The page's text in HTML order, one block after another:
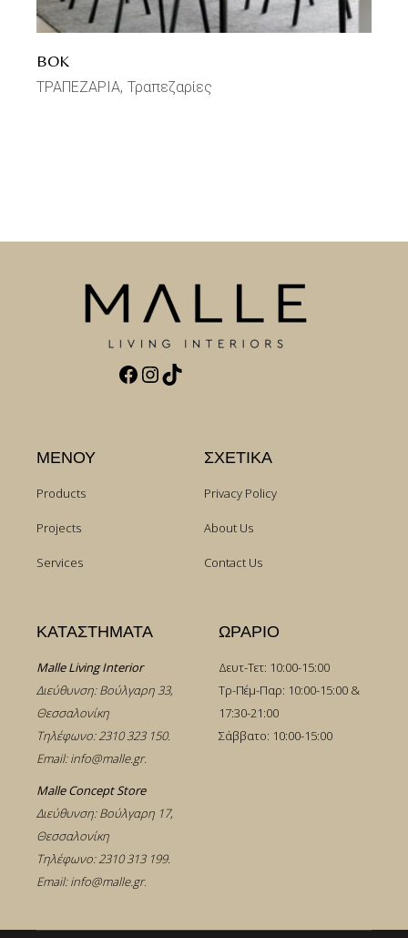
BOK
ΤΡΑΠΕΖΑΡΙΑ Τραπεζαρίες
Facebook
Instagram
TikTok
ΜΕΝΟΥ
Products
Projects
Services
ΣΧΕΤΙΚΑ
Privacy Policy
About Us
Contact Us
ΚΑΤΑΣΤΗΜΑΤΑ
Malle Living Interior
Διεύθυνση: Βούλγαρη 33,
Θεσσαλονίκη
Τηλέφωνο:2310 323 150.
Email:info@malle.gr.
Malle Concept Store
Διεύθυνση: Βούλγαρη 17,
Θεσσαλονίκη
Τηλέφωνο:2310 313 199.
Email:info@malle.gr.
ΩΡΑΡΙΟ
Δευτ-Τετ: 10:00-15:00
Τρ-Πέμ-Παρ: 10:00-15:00 &
17:30-21:00
Σάββατο: 10:00-15:00